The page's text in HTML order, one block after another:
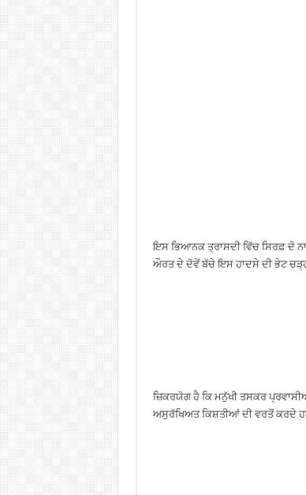
ਇਸ ਭਿਆਨਕ ਤ੍ਰਾਸਦੀ ਵਿੱਚ ਸਿਰਫ਼ ਦੋ
ਔਰਤ ਦੇ ਦੋਵੇਂ ਬੱਚੇ ਇਸ ਹਾਦਸੇ ਦੀ ਭੇਟ
ਜ਼ਿਕਰਯੋਗ ਹੈ ਕਿ ਮਨੁੱਖੀ ਤਸਕਰ
ਅਸੁਰੱਖਿਅਤ ਕਿਸ਼ਤੀਆਂ ਦੀ ਵਰਤੋਂ ਕਰਦੇ